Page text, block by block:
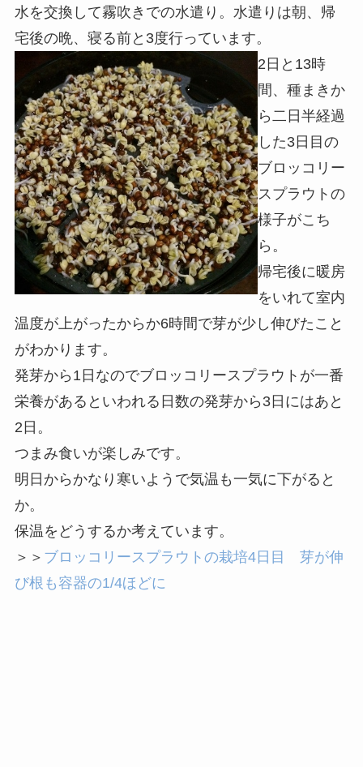
水を交換して霧吹きでの水遣り。水遣りは朝、帰
宅後の晩、寝る前と3度行っています。
2日と13時
間、種まきか
ら二日半経過
した3日目の
ブロッコリー
スプラウトの
様子がこち
ら。
帰宅後に暖房
をいれて室内
温度が上がったからか6時間で芽が少し伸びたこと
がわかります。
発芽から1日なのでブロッコリースプラウトが一番
栄養があるといわれる日数の発芽から3日にはあと
2日。
つまみ食いが楽しみです。
明日からかなり寒いようで気温も一気に下がると
か。
保温をどうするか考えています。
＞＞ ブロッコリースプラウトの栽培4日目 芽が伸
び根も容器の1/4ほどに